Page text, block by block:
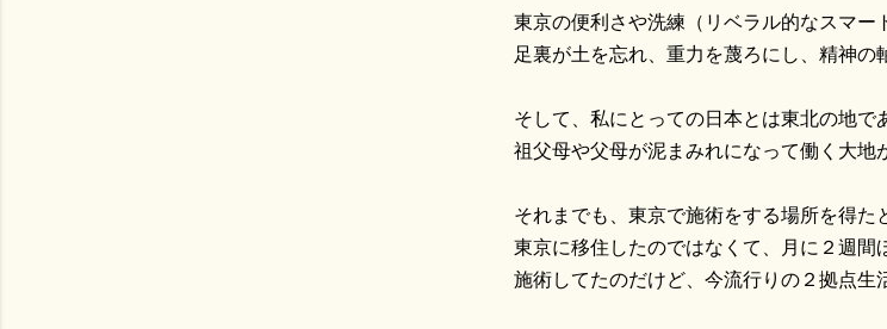
東京の便利さや洗練（リベラル的なスマー
足裏が土を忘れ、重力を蔑ろにし、精神の
そして、私にとっての日本とは東北の地で
祖父母や父母が泥まみれになって働く大地
それまでも、東京で施術をする場所を得た
東京に移住したのではなくて、月に２週間
施術してたのだけど、今流行りの２拠点生